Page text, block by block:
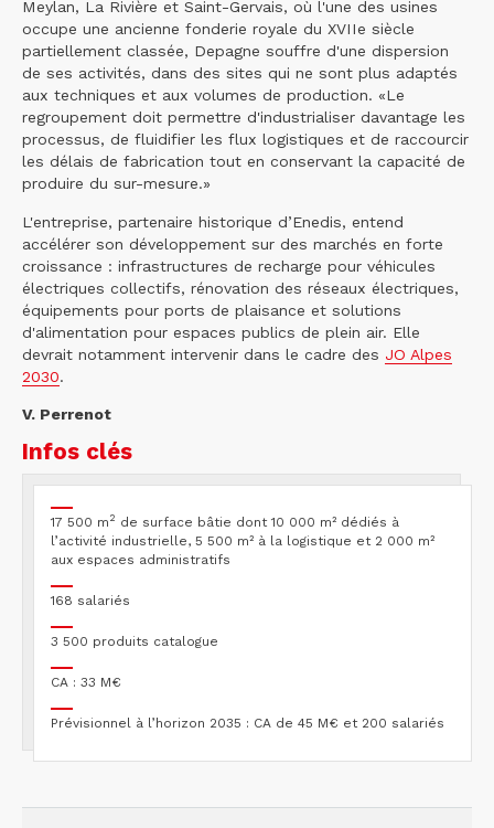
Meylan, La Rivière et Saint-Gervais, où l'une des usines
occupe une ancienne fonderie royale du XVIIe siècle
partiellement classée, Depagne souffre d'une dispersion
de ses activités, dans des sites qui ne sont plus adaptés
aux techniques et aux volumes de production. «Le
regroupement doit permettre d'industrialiser davantage les
processus, de fluidifier les flux logistiques et de raccourcir
les délais de fabrication tout en conservant la capacité de
produire du sur-mesure.»
L'entreprise, partenaire historique d’Enedis, entend
accélérer son développement sur des marchés en forte
croissance : infrastructures de recharge pour véhicules
électriques collectifs, rénovation des réseaux électriques,
équipements pour ports de plaisance et solutions
d'alimentation pour espaces publics de plein air. Elle
devrait notamment intervenir dans le cadre des JO Alpes
2030.
V. Perrenot
Infos clés
17 500 m 2 de surface bâtie dont 10 000 m² dédiés à
l’activité industrielle, 5 500 m² à la logistique et 2 000 m²
aux espaces administratifs
168 salariés
3 500 produits catalogue
CA : 33 M€
Prévisionnel à l’horizon 2035 : CA de 45 M€ et 200 salariés